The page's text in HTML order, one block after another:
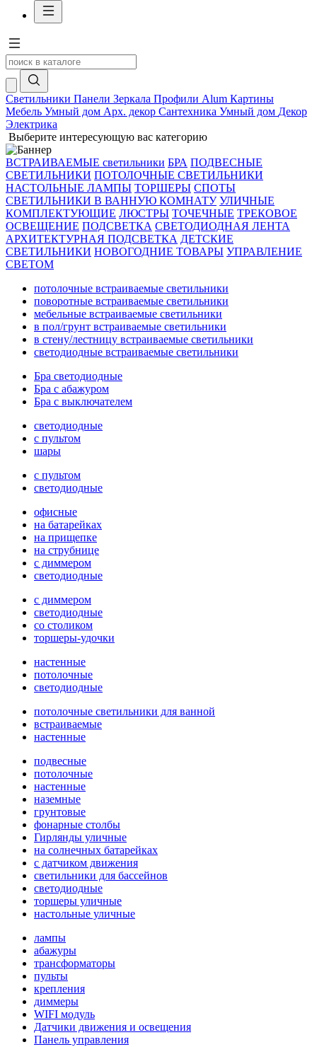
Светильники Панели Зеркала Профили Alum Картины
Мебель Умный дом Арх. декор Сантехника Умный дом Декор
Электрика
Выберите интересующую вас категорию
ВСТРАИВАЕМЫЕ светильники БРА ПОДВЕСНЫЕ
СВЕТИЛЬНИКИ ПОТОЛОЧНЫЕ СВЕТИЛЬНИКИ
НАСТОЛЬНЫЕ ЛАМПЫ ТОРШЕРЫ СПОТЫ
СВЕТИЛЬНИКИ В ВАННУЮ КОМНАТУ УЛИЧНЫЕ
КОМПЛЕКТУЮЩИЕ ЛЮСТРЫ ТОЧЕЧНЫЕ ТРЕКОВОЕ
ОСВЕЩЕНИЕ ПОДСВЕТКА СВЕТОДИОДНАЯ ЛЕНТА
АРХИТЕКТУРНАЯ ПОДСВЕТКА ДЕТСКИЕ
СВЕТИЛЬНИКИ НОВОГОДНИЕ ТОВАРЫ УПРАВЛЕНИЕ
СВЕТОМ
потолочные встраиваемые светильники
поворотные встраиваемые светильники
мебельные встраиваемые светильники
в пол/грунт встраиваемые светильники
в стену/лестницу встраиваемые светильники
светодиодные встраиваемые светильники
Бра светодиодные
Бра с абажуром
Бра с выключателем
светодиодные
с пультом
шары
с пультом
светодиодные
офисные
на батарейках
на прищепке
на струбнице
с диммером
светодиодные
с диммером
светодиодные
со столиком
торшеры-удочки
настенные
потолочные
светодиодные
потолочные светильники для ванной
встраиваемые
настенные
подвесные
потолочные
настенные
наземные
грунтовые
фонарные столбы
Гирлянды уличные
на солнечных батарейках
с датчиком движения
светильники для бассейнов
светодиодные
торшеры уличные
настольные уличные
лампы
абажуры
трансформаторы
пульты
крепления
диммеры
WIFI модуль
Датчики движения и освещения
Панель управления